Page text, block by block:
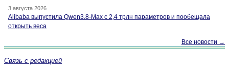
3 августа 2026
Alibaba выпустила Qwen3.8-Max с 2,4 трлн параметров и пообещала
открыть веса
Все новости →
Связь с редакцией